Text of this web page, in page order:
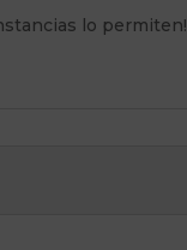
lo permiten!